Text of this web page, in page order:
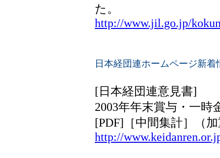
た。
http://www.jil.go.jp/
日本経団連ホームページ新
[日本経団連意見書]
2003年年末賞与・一
[PDF]［中間集計］（
http://